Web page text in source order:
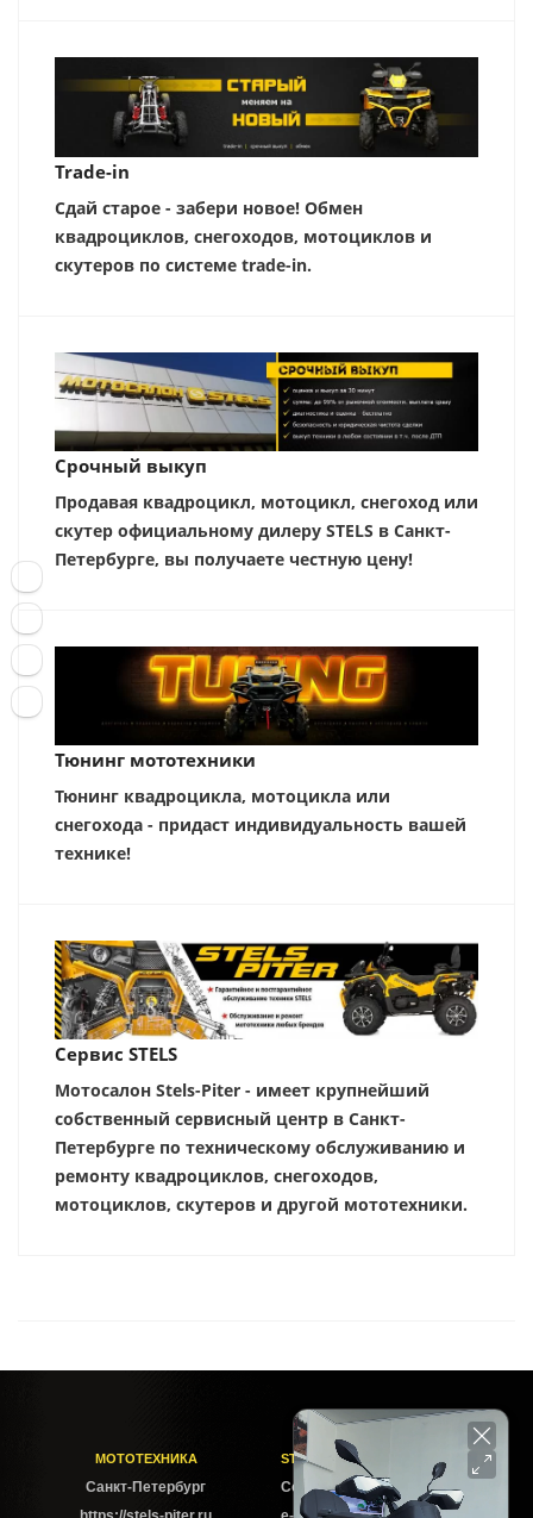
Trade-in
Сдай старое - забери новое! Обмен
квадроциклов, снегоходов, мотоциклов и
скутеров по системе trade-in.
Срочный выкуп
Продавая квадроцикл, мотоцикл, снегоход или
скутер официальному дилеру STELS в Санкт-
Петербурге, вы получаете честную цену!
Тюнинг мототехники
Тюнинг квадроцикла, мотоцикла или
снегохода - придаст индивидуальность вашей
технике!
Сервис STELS
Мотосалон Stels-Piter - имеет крупнейший
собственный сервисный центр в Санкт-
Петербурге по техническому обслуживанию и
ремонту квадроциклов, снегоходов,
мотоциклов, скутеров и другой мототехники.
МОТОТЕХНИКА
Cанкт-Петербург
STELS-PITER СОФИЙСКАЯ
Софийская ул. 6Б